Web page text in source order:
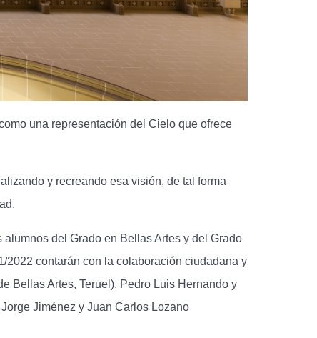
una representación del Cielo que ofrece
y recreando esa visión, de tal forma
del Grado en Bellas Artes y del Grado
2022 contarán con la colaboración ciudadana y
Bellas Artes, Teruel), Pedro Luis Hernando y
Jiménez y Juan Carlos Lozano